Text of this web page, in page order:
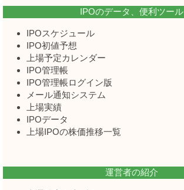
IPOのデータ、便利ツール
IPOスケジュール
IPO初値予想
上場予定カレンダー
IPO管理帳
IPO管理帳ログイン版
メール通知システム
上場実績
IPOデータ
上場IPOの株価推移一覧
運営者の紹介